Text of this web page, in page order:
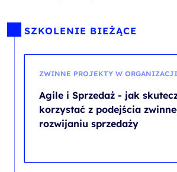
SZKOLENIE BIEŻĄCE
ZWINNE PROJEKTY W ORGANIZACJI
Agile i Sprzedaż - jak
korzystać z podejścia
rozwijaniu sprzedaży